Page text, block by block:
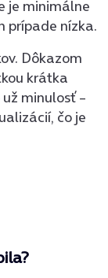
je minimálne
prípade nízka.
Dôkazom
krátka
minulosť –
čo je